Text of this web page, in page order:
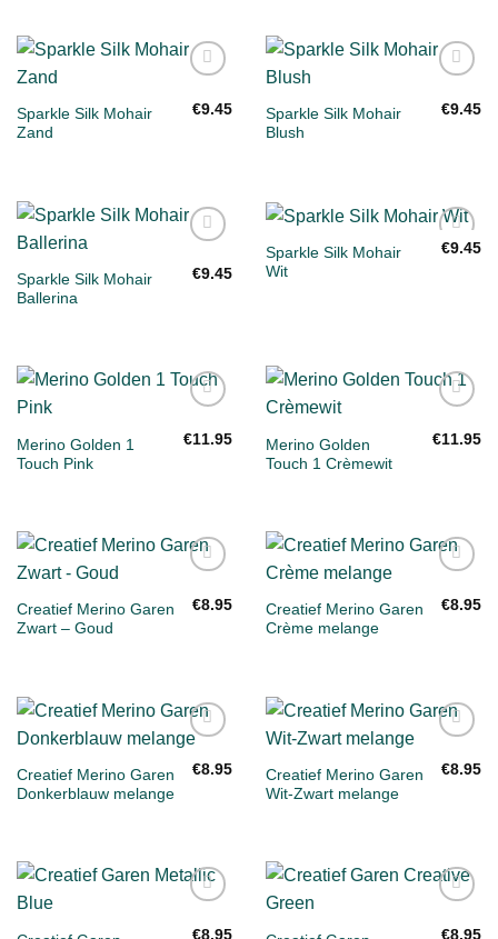
aan
Sparkle Silk Mohair
Zand
€9.45
aan
Sparkle Silk Mohair
Blush
€9.45
aan
Sparkle Silk Mohair
Ballerina
€9.45
Toevoegen
Sparkle Silk Mohair
Wit
€9.45
aan
Merino Golden 1
Touch Pink
€11.95
aan
Merino Golden
Touch 1 Crèmewit
€11.95
aan
verlanglijst
Creatief Merino Garen
Zwart – Goud
€8.95
aan
verlanglijst
Creatief Merino Garen
Crème melange
€8.95
Toevoegen
aan
verlanglijst
Creatief Merino Garen
Donkerblauw melange
€8.95
aan
verlanglijst
Creatief Merino Garen
Wit-Zwart melange
€8.95
aan€8.95
aan€8.95